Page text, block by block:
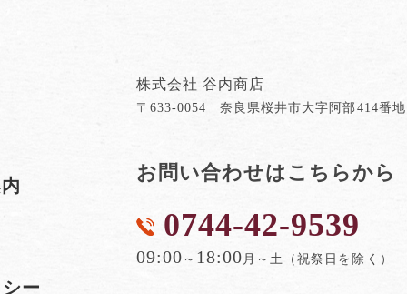
ー
株式会社 谷内商店
〒633-0054 奈良県桜井市大字阿部414番地
お問い合わせはこちらから
0744-42-9539
09:00 ～ 18:00 月～土（祝祭日を除く）